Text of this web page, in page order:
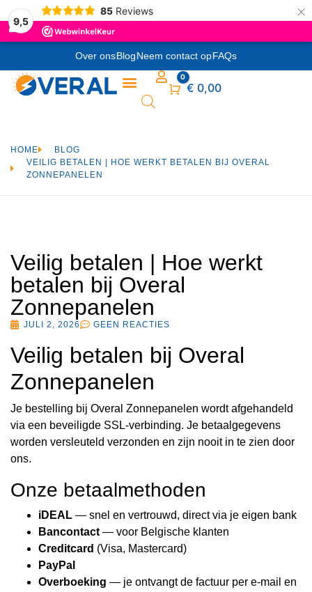
9,5
85 Reviews ×
Over onsBlogNeem contact opFAQs
Winkelwagen
0
€ 0,00
HOME
BLOG
VEILIG BETALEN | HOE WERKT BETALEN BIJ OVERAL
ZONNEPANELEN
Veilig betalen | Hoe werkt
betalen bij Overal
Zonnepanelen
JULI 2, 2026 GEEN REACTIES
Veilig betalen bij Overal
Zonnepanelen
Je bestelling bij Overal Zonnepanelen wordt afgehandeld
via een beveiligde SSL-verbinding. Je betaalgegevens
worden versleuteld verzonden en zijn nooit in te zien door
ons.
Onze betaalmethoden
iDEAL — snel en vertrouwd, direct via je eigen bank
Bancontact — voor Belgische klanten
Creditcard (Visa, Mastercard)
PayPal
Overboeking — je ontvangt de factuur per e-mail en